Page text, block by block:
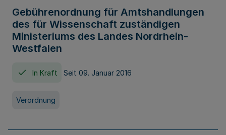
Gebührenordnung für Amtshandlungen
des für Wissenschaft zuständigen
Ministeriums des Landes Nordrhein-
Westfalen
In Kraft Seit 09. Januar 2016
Verordnung